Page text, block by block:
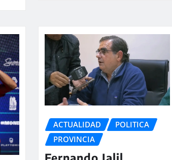
ACTUALIDAD
POLITICA
PROVINCIA